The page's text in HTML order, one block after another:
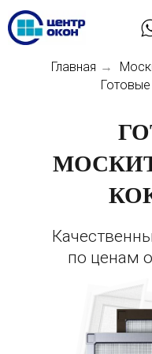
Главная →
по ценам